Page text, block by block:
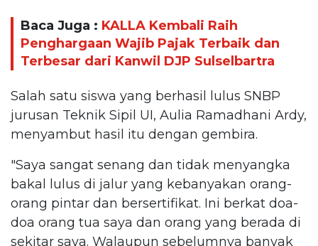
Baca Juga : KALLA Kembali Raih
Penghargaan Wajib Pajak Terbaik dan
Terbesar dari Kanwil DJP Sulselbartra
Salah satu siswa yang berhasil lulus SNBP
jurusan Teknik Sipil UI, Aulia Ramadhani Ardy,
menyambut hasil itu dengan gembira.
"Saya sangat senang dan tidak menyangka
bakal lulus di jalur yang kebanyakan orang-
orang pintar dan bersertifikat. Ini berkat doa-
doa orang tua saya dan orang yang berada di
sekitar saya. Walaupun sebelumnya banyak